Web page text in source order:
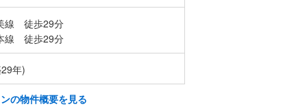
線 徒歩29分
線 徒歩29分
年)
の物件概要を見る